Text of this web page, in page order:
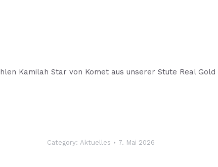
Kamilah Star von Komet aus unserer Stute Real Gold
Category: Aktuelles 7. Mai 2026